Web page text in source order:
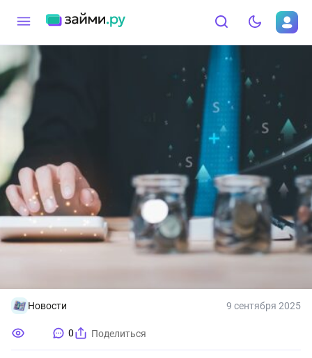
Новости 9 сентября 2025
0 Поделиться